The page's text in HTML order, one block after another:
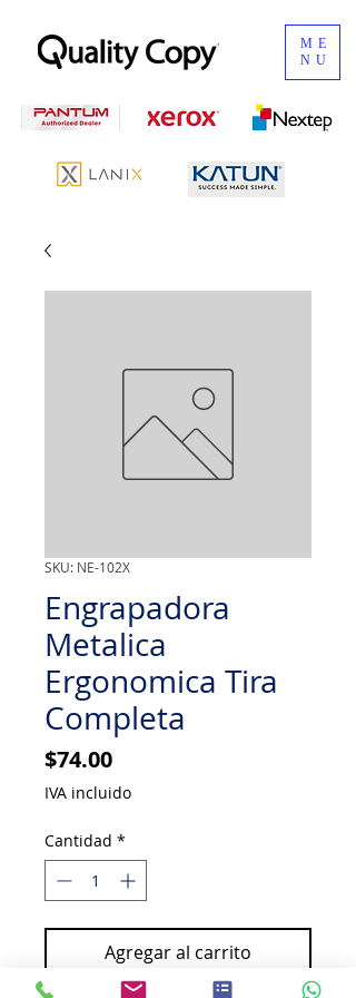
ME
NU
SKU: NE-102X
Engrapadora
Metalica
Ergonomica Tira
Completa
$74.00Precio
IVA incluido
Cantidad *
Agregar al carrito